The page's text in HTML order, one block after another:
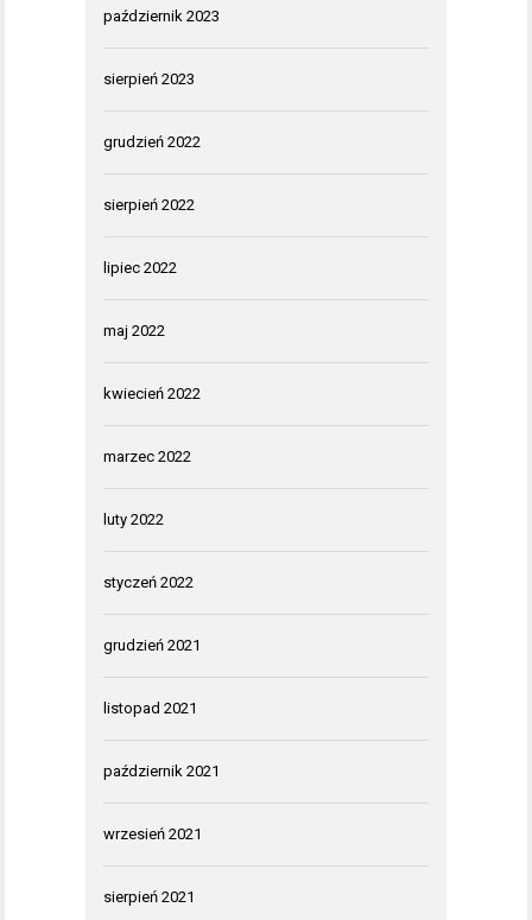
październik 2023
sierpień 2023
grudzień 2022
sierpień 2022
lipiec 2022
maj 2022
kwiecień 2022
marzec 2022
luty 2022
styczeń 2022
grudzień 2021
listopad 2021
październik 2021
wrzesień 2021
sierpień 2021